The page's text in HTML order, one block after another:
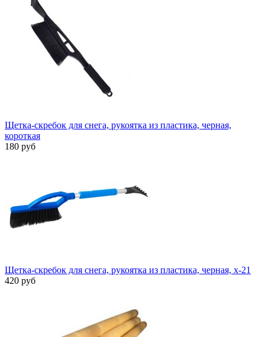
Щетка-скребок для снега, рукоятка из пластика, черная,
короткая
180 руб
Щетка-скребок для снега, рукоятка из пластика, черная, х-21
420 руб